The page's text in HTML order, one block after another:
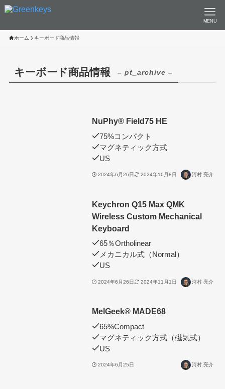
MENU
ホーム キーボード商品情報
キーボード商品情報 – pt_archive –
NuPhy®︎ Field75 HE
75%コンパクト
マグネティック方式
US
2024年6月26日 2024年10月8日 河村 亮介
Keychron Q15 Max QMK
Wireless Custom Mechanical
Keyboard
65％Ortholinear
メカニカル式（Normal）
US
2024年6月26日 2024年11月1日 河村 亮介
MelGeek®︎ MADE68
65%Compact
マグネティック方式（磁気式）
US
2024年6月25日 河村 亮介